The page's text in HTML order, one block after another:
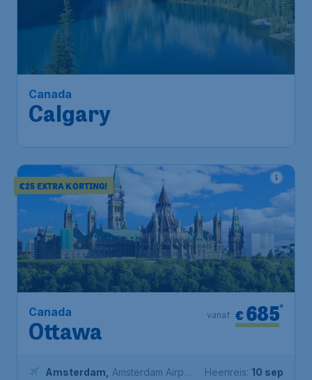
Canada
Calgary
716*
vanaf
Airport Schiphol
Calgary
Airport
1u geleden gevonden
€25 EXTRA KORTING!
Canada
Ottawa
€ 685*
vanaf
Amsterdam
Amsterdam Airport
Heenreis: 10 sep